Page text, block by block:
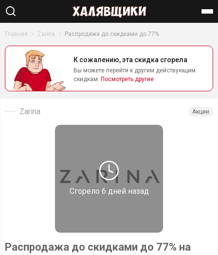
Главная Zarina Распродажа до скидками до 77%
К сожалению, эта скидка сгорела
Вы можете перейти к другим действующим
скидкам. Посмотреть другие
Сгорело 6 дней назад
Zarina Акции
Распродажа до скидками до 77% на